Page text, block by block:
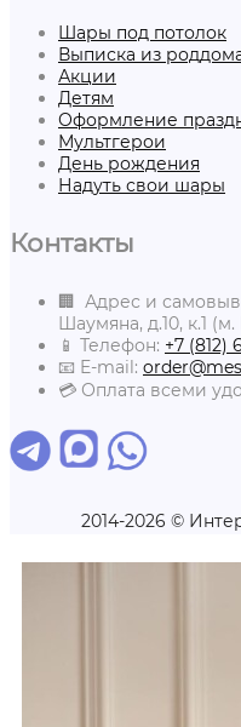
Шары под потолок
Выписка из
Акции
Детям
Оформление
Мультгерои
День рождения
Надуть свои шары
Контакты
🏢 Адрес и
Шаумяна, д.10, к.1
📱 Телефон: +7 (812)
📧 E-mail:
💳 Оплата всеми
2014-2026 ©